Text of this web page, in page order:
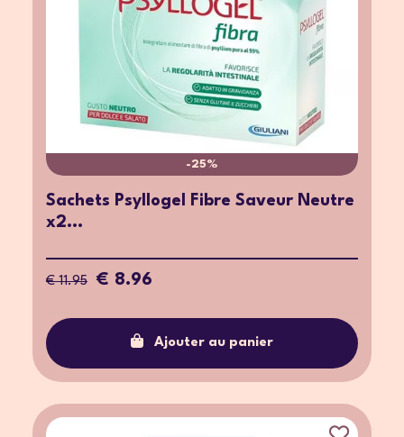
-25%
Sachets Psyllogel Fibre Saveur Neutre
x2...
€ 11.95 € 8.96
Ajouter au panier